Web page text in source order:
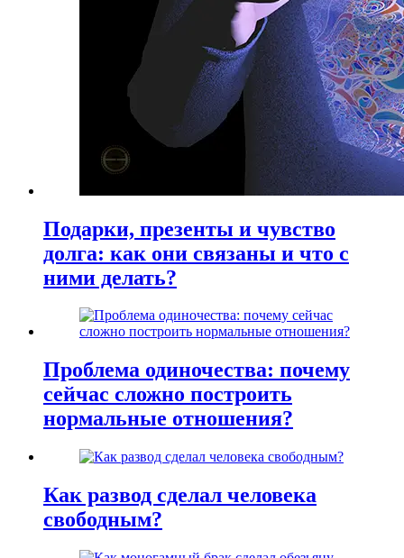
Подарки, презенты и чувство
долга: как они связаны и что с
ними делать?
Проблема одиночества: почему
сейчас сложно построить
нормальные отношения?
Как развод сделал человека
свободным?